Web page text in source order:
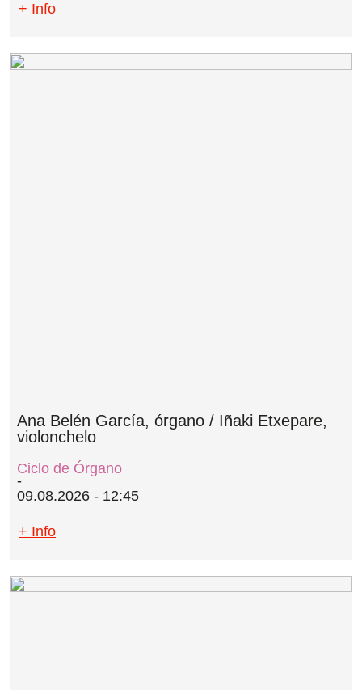
+ Info
Ana Belén García, órgano / Iñaki Etxepare,
violonchelo
Ciclo de Órgano
09.08.2026 - 12:45
+ Info